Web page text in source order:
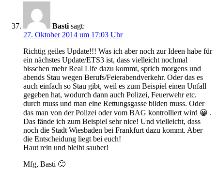
Basti sagt:
27. Oktober 2014 um 17:03 Uhr
Richtig geiles Update!!! Was ich aber noch zur Ideen habe für
ein nächstes Update/ETS3 ist, dass vielleicht nochmal
bisschen mehr Real Life dazu kommt, sprich morgens und
abends Stau wegen Berufs/Feierabendverkehr. Oder das es
auch einfach so Stau gibt, weil es zum Beispiel einen Unfall
gegeben hat, wodurch dann auch Polizei, Feuerwehr etc.
durch muss und man eine Rettungsgasse bilden muss. Oder
das man von der Polizei oder vom BAG kontrolliert wird 😀 .
Das fände ich zum Beispiel sehr nice! Und vielleicht, dass
noch die Stadt Wiesbaden bei Frankfurt dazu kommt. Aber
die Entscheidung liegt bei euch!
Haut rein und bleibt sauber!
Mfg, Basti 🙂